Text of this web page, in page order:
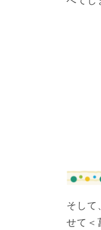
そして
せて＜